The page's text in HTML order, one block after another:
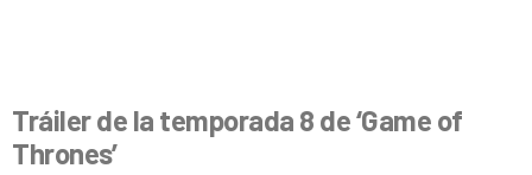
Tráiler de la temporada 8 de ‘Game of
Thrones’